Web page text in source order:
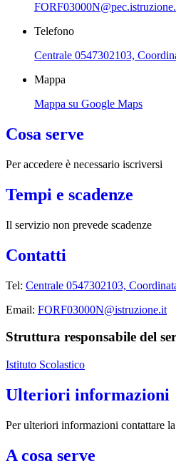
Telefono
Centrale 0547302103,
Mappa
Mappa su Google Maps
Cosa serve
Per accedere è necessario iscriversi
Tempi e scadenze
Il servizio non prevede scadenze
Contatti
Tel: Centrale 0547302103,
Email: FORF03000N@istruzione.it
Struttura responsabile del
Istituto Scolastico
Ulteriori informazioni
Per ulteriori informazioni contattare la
A cosa serve